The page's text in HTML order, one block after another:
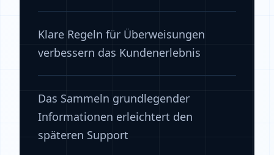
Klare Regeln für Überweisungen
verbessern das Kundenerlebnis
Das Sammeln grundlegender
Informationen erleichtert den
späteren Support